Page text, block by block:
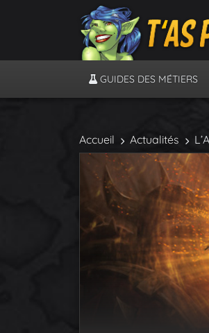
GUIDES DES MÉTIERS
Accueil Actualités